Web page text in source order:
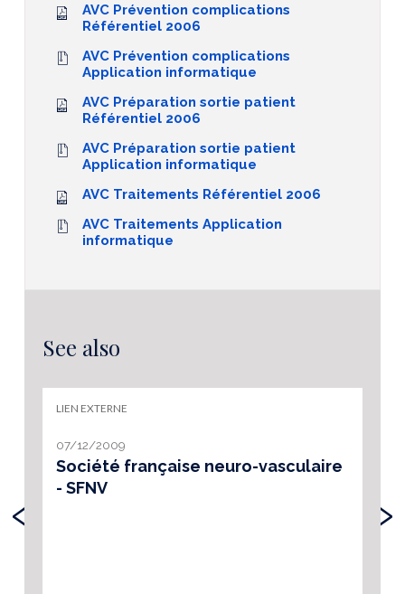
AVC Prévention complications
Référentiel 2006
AVC Prévention complications
Application informatique
AVC Préparation sortie patient
Référentiel 2006
AVC Préparation sortie patient
Application informatique
AVC Traitements Référentiel 2006
AVC Traitements Application
informatique
See also
LIEN EXTERNE
07/12/2009
Société française neuro-vasculaire
- SFNV
‹ ›